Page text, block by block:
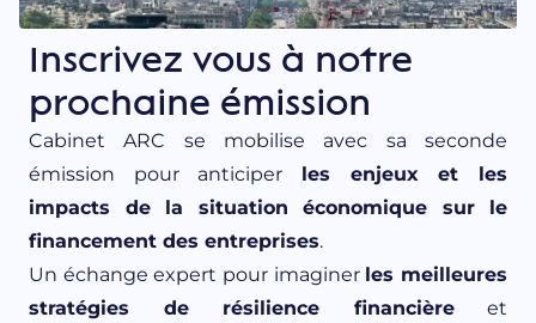
Inscrivez vous à notre
prochaine émission
Cabinet ARC se mobilise avec sa seconde
émission pour anticiper les enjeux et les
impacts de la situation économique sur le
financement des entreprises.
Un échange expert pour imaginer les meilleures
stratégies de résilience financièreet